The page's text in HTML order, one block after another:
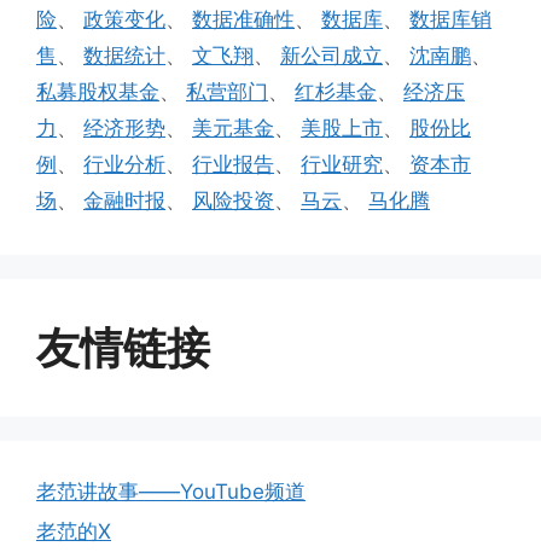
险、 政策变化、 数据准确性、 数据库、 数据库销
售 、 数据统计、 文飞翔、 新公司成立、 沈南鹏、
私募股权基金、 私营部门 、 红杉基金、 经济压
力 、 经济形势、 美元基金、 美股上市、 股份比
例、 行业分析、 行业报告、 行业研究、 资本市
场、 金融时报、 风险投资、 马云、 马化腾
友情链接
老范讲故事——YouTube频道
老范的X